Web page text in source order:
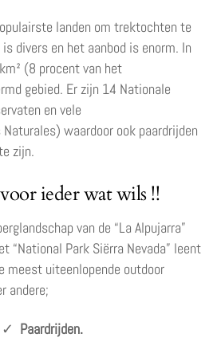
landen om trektochten te
divers en het aanbod is enorm. In
(8 procent van het
gebied. Er zijn 14 Nationale
en vele
waardoor ook paardrijden
zijn.
ieder wat wils !!
van de “La Alpujarra”
“National Park Siërra Nevada” leent
meest uiteenlopende outdoor
andere;
✓ Paardrijden.